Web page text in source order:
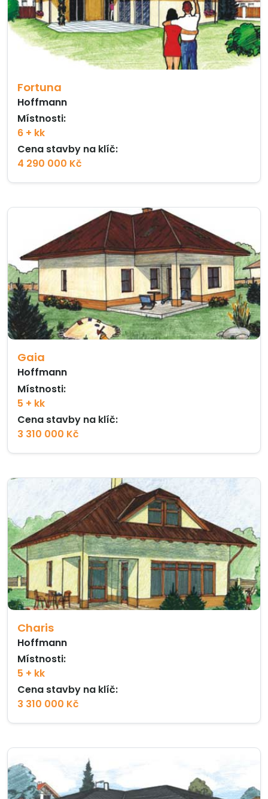
Fortuna
Hoffmann
Místnosti:
6 + kk
Cena stavby na klíč:
4 290 000 Kč
Gaia
Hoffmann
Místnosti:
5 + kk
Cena stavby na klíč:
3 310 000 Kč
Charis
Hoffmann
Místnosti:
5 + kk
Cena stavby na klíč:
3 310 000 Kč